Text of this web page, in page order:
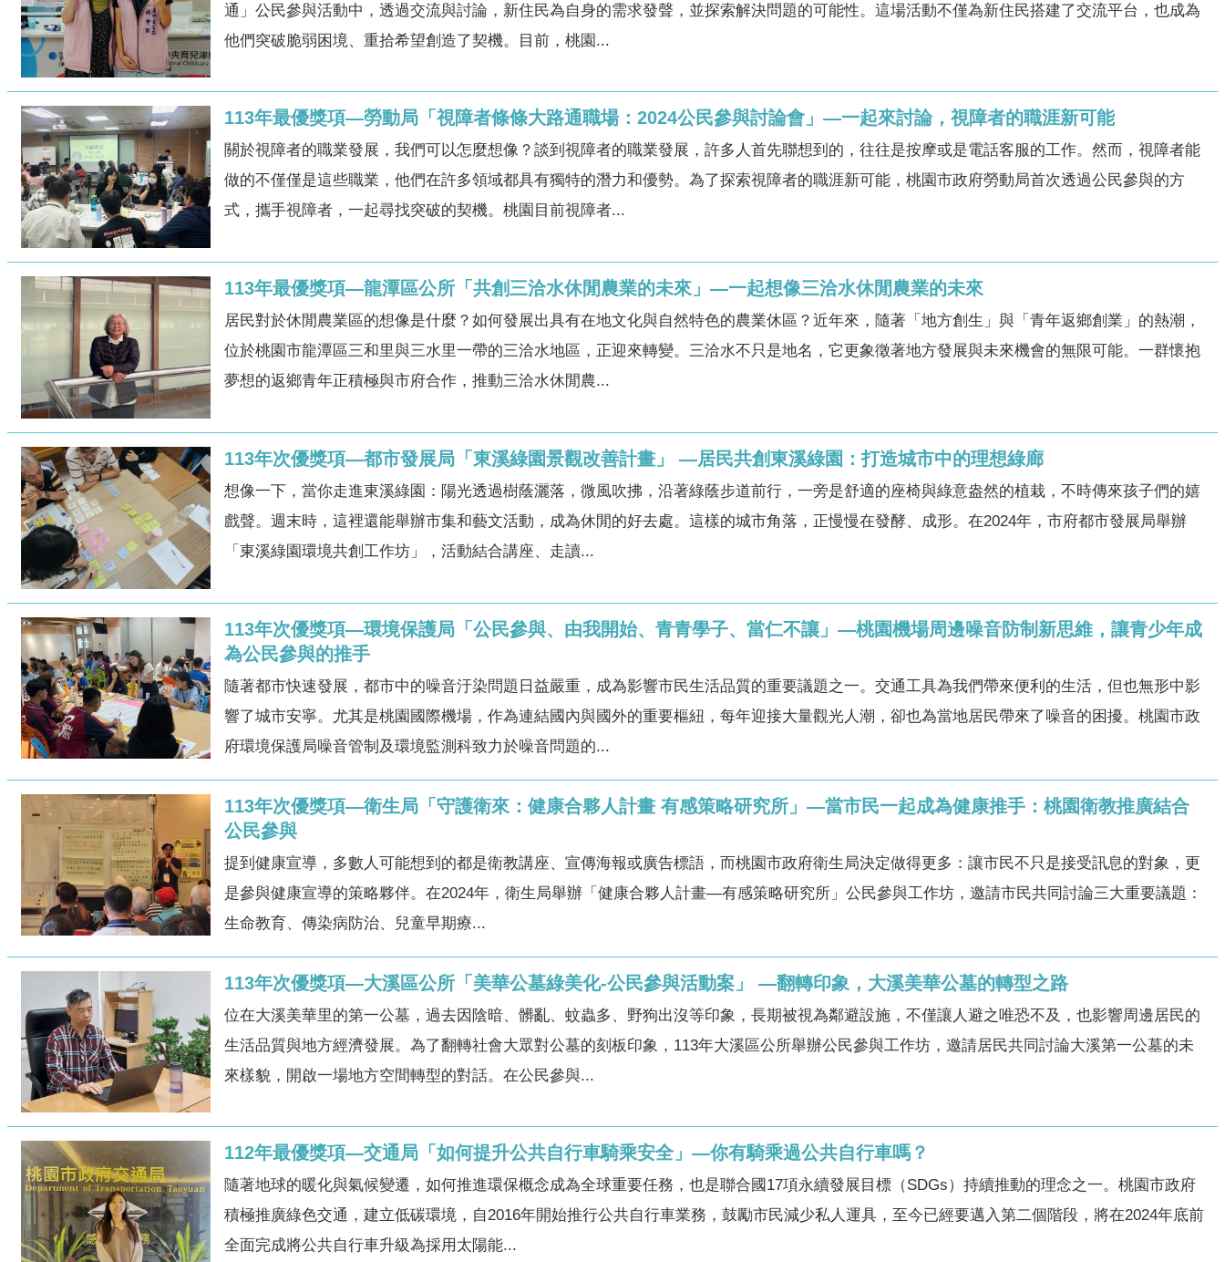
通」公民參與活動中，透過交流與討論，新住民為自身的需求發聲，並探索解決問題的可能性。這場活動不僅為新住民搭建了交流平台，也成為
他們突破脆弱困境、重拾希望創造了契機。目前，桃園...
113年最優獎項—勞動局「視障者條條大路通職場：2024公民參與討論會」—一起來討論，視障者的職涯新可能
關於視障者的職業發展，我們可以怎麼想像？談到視障者的職業發展，許多人首先聯想到的，往往是按摩或是電話客服的工作。然而，視障者能
做的不僅僅是這些職業，他們在許多領域都具有獨特的潛力和優勢。為了探索視障者的職涯新可能，桃園市政府勞動局首次透過公民參與的方
式，攜手視障者，一起尋找突破的契機。桃園目前視障者...
113年最優獎項—龍潭區公所「共創三洽水休閒農業的未來」—一起想像三洽水休閒農業的未來
居民對於休閒農業區的想像是什麼？如何發展出具有在地文化與自然特色的農業休區？近年來，隨著「地方創生」與「青年返鄉創業」的熱潮，
位於桃園市龍潭區三和里與三水里一帶的三洽水地區，正迎來轉變。三洽水不只是地名，它更象徵著地方發展與未來機會的無限可能。一群懷抱
夢想的返鄉青年正積極與市府合作，推動三洽水休閒農...
113年次優獎項—都市發展局「東溪綠園景觀改善計畫」 —居民共創東溪綠園：打造城市中的理想綠廊
想像一下，當你走進東溪綠園：陽光透過樹蔭灑落，微風吹拂，沿著綠蔭步道前行，一旁是舒適的座椅與綠意盎然的植栽，不時傳來孩子們的嬉
戲聲。週末時，這裡還能舉辦市集和藝文活動，成為休閒的好去處。這樣的城市角落，正慢慢在發酵、成形。在2024年，市府都市發展局舉辦
「東溪綠園環境共創工作坊」，活動結合講座、走讀...
113年次優獎項—環境保護局「公民參與、由我開始、青青學子、當仁不讓」—桃園機場周邊噪音防制新思維，讓青少年成
為公民參與的推手
隨著都市快速發展，都市中的噪音汙染問題日益嚴重，成為影響市民生活品質的重要議題之一。交通工具為我們帶來便利的生活，但也無形中影
響了城市安寧。尤其是桃園國際機場，作為連結國內與國外的重要樞紐，每年迎接大量觀光人潮，卻也為當地居民帶來了噪音的困擾。桃園市政
府環境保護局噪音管制及環境監測科致力於噪音問題的...
113年次優獎項—衛生局「守護衛來：健康合夥人計畫 有感策略研究所」—當市民一起成為健康推手：桃園衛教推廣結合
公民參與
提到健康宣導，多數人可能想到的都是衛教講座、宣傳海報或廣告標語，而桃園市政府衛生局決定做得更多：讓市民不只是接受訊息的對象，更
是參與健康宣導的策略夥伴。在2024年，衛生局舉辦「健康合夥人計畫—有感策略研究所」公民參與工作坊，邀請市民共同討論三大重要議題：
生命教育、傳染病防治、兒童早期療...
113年次優獎項—大溪區公所「美華公墓綠美化-公民參與活動案」 —翻轉印象，大溪美華公墓的轉型之路
位在大溪美華里的第一公墓，過去因陰暗、髒亂、蚊蟲多、野狗出沒等印象，長期被視為鄰避設施，不僅讓人避之唯恐不及，也影響周邊居民的
生活品質與地方經濟發展。為了翻轉社會大眾對公墓的刻板印象，113年大溪區公所舉辦公民參與工作坊，邀請居民共同討論大溪第一公墓的未
來樣貌，開啟一場地方空間轉型的對話。在公民參與...
112年最優獎項—交通局「如何提升公共自行車騎乘安全」—你有騎乘過公共自行車嗎？
隨著地球的暖化與氣候變遷，如何推進環保概念成為全球重要任務，也是聯合國17項永續發展目標（SDGs）持續推動的理念之一。桃園市政府
積極推廣綠色交通，建立低碳環境，自2016年開始推行公共自行車業務，鼓勵市民減少私人運具，至今已經要邁入第二個階段，將在2024年底前
全面完成將公共自行車升級為採用太陽能...